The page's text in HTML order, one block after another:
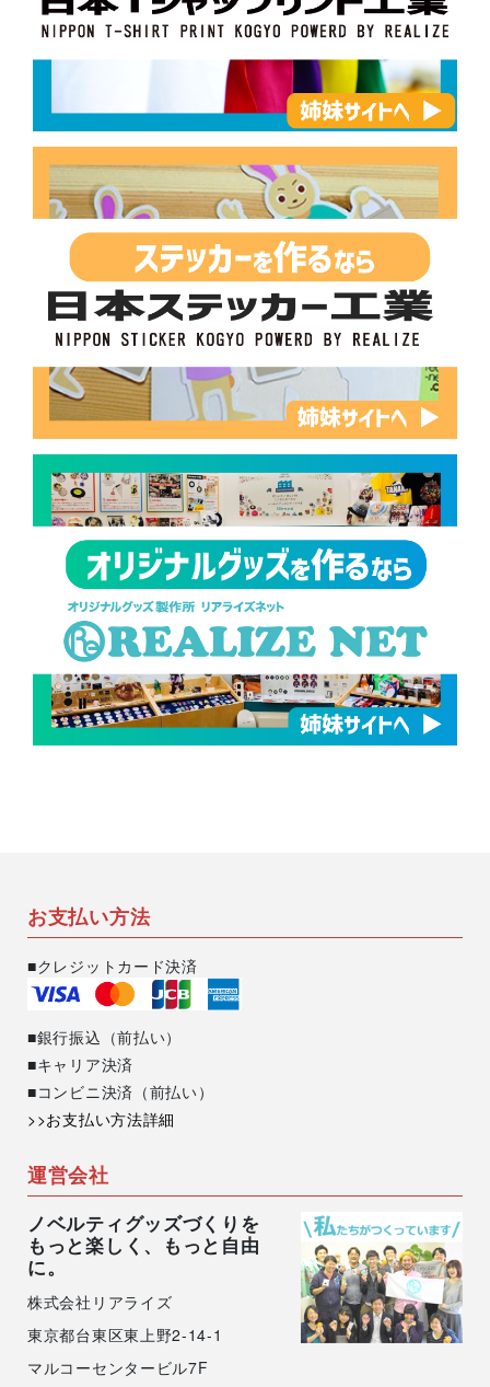
お支払い方法
■クレジットカード決済
■銀行振込（前払い）
■キャリア決済
■コンビニ決済（前払い）
>>お支払い方法詳細
運営会社
ノベルティグッズづくりを
もっと楽しく、もっと自由
に。
株式会社リアライズ
東京都台東区東上野2-14-1
マルコーセンタービル7F